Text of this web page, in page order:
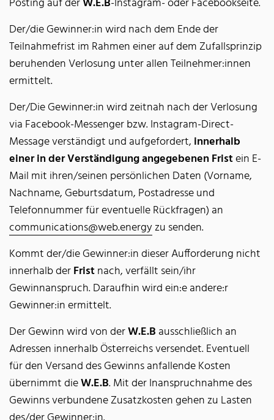
Der/die Gewinner:in wird nach dem Ende der
Teilnahmefrist im Rahmen einer auf dem Zufallsprinzip
beruhenden Verlosung unter allen Teilnehmer:innen
ermittelt.
Der/Die Gewinner:in wird zeitnah nach der Verlosung
via Facebook-Messenger bzw. Instagram-Direct-
Message verständigt und aufgefordert, innerhalb
einer in der Verständigung angegebenen Fristein E-
Mail mit ihren/seinen persönlichen Daten (Vorname,
Nachname, Geburtsdatum, Postadresse und
Telefonnummer für eventuelle Rückfragen) an
communications@web.energyzu senden.
Kommt der/die Gewinner:in dieser Aufforderung nicht
innerhalb derFristnach, verfällt sein/ihr
Gewinnanspruch. Daraufhin wird ein:e andere:r
Gewinner:in ermittelt.
Der Gewinn wird von derW.E.B ausschließlich an
Adressen innerhalb Österreichs versendet. Eventuell
für den Versand des Gewinns anfallende Kosten
übernimmt dieW.E.B. Mit der Inanspruchnahme des
Gewinns verbundene Zusatzkosten gehen zu Lasten